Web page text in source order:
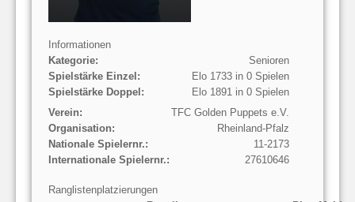
Informationen
Kategorie:
Senioren
Spielstärke Einzel:
Elo 1733 in 0 Spielen
Spielstärke Doppel:
Elo 1891 in 0 Spielen
Verein:
TFC Golden Puppets e.V.
Organisation:
Rheinland-Pfalz
Nationale Spielernr.:
11-2173
Internationale Spielernr.:
27610646
Ranglistenplatzierungen